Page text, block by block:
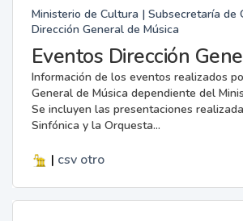
Ministerio de Cultura | Subsecretaría de
Dirección General de Música
Información de los eventos realizados
General de Música dependiente del
Se incluyen las presentaciones
Sinfónica y la Orquesta...
| csv otro